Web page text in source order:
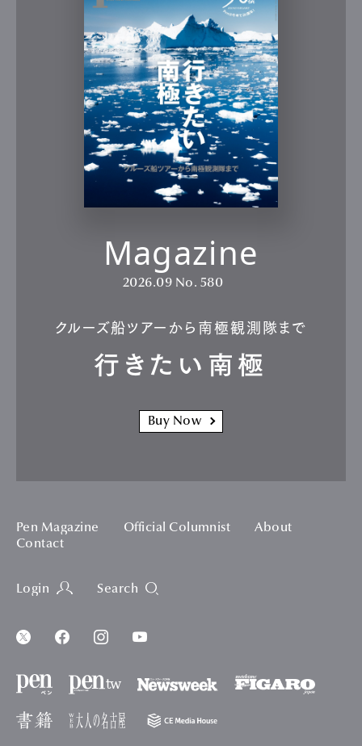
Magazine
2026.09 No. 580
クルーズ船ツアーから南極観測隊まで
行きたい南極
Buy Now
Pen Magazine Official Columnist
About
Contact
Login Search